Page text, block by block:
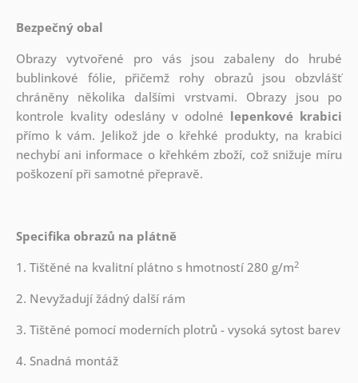
Bezpečný obal
Obrazy vytvořené pro vás jsou zabaleny do hrubé
bublinkové fólie, přičemž rohy obrazů jsou obzvlášť
chráněny několika dalšími vrstvami. Obrazy jsou po
kontrole kvality odeslány v odolné lepenkové krabici
přímo k vám. Jelikož jde o křehké produkty, na krabici
nechybí ani informace o křehkém zboží, což snižuje míru
poškození při samotné přepravě.
Specifika obrazů na plátně
1. Tištěné na kvalitní plátno s hmotností 280 g/m2
2. Nevyžadují žádný další rám
3. Tištěné pomocí moderních plotrů - vysoká sytost barev
4. Snadná montáž